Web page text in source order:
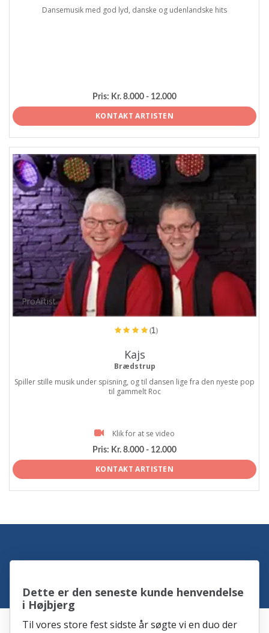
Dansemusik med god lyd, danske og udenlandske hits
Pris: Kr. 8.000 - 12.000
KONTAKT ARTISTEN
ProArtist
(1)
Kajs
Brædstrup
Spiller stille musik under spisning, og til dansen lige fra den nyeste pop
til gammelt Roc
Klik for at se video
Pris: Kr. 8.000 - 12.000
KONTAKT ARTISTEN
Dette er den seneste kunde henvendelse
i Højbjerg
Til vores store fest sidste år søgte vi en duo der